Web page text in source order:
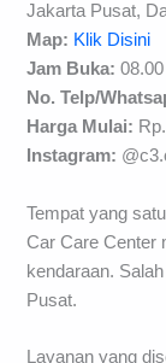
Jakarta Pusat,
Map: Klik Disini
Jam Buka:
No. Telp/
Harga Mulai:
Instagram:
Tempat yang
Car Care Center
kendaraan.
Pusat.
Layanan yang